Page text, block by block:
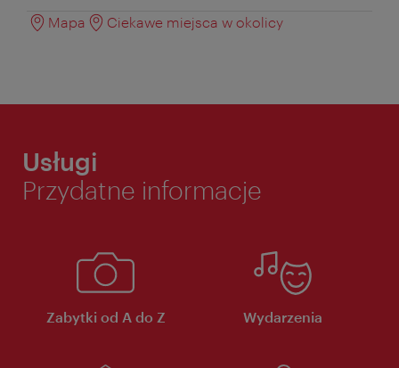
Mapa Ciekawe miejsca w okolicy
Usługi
Przydatne informacje
Zabytki od A do Z Wydarzenia